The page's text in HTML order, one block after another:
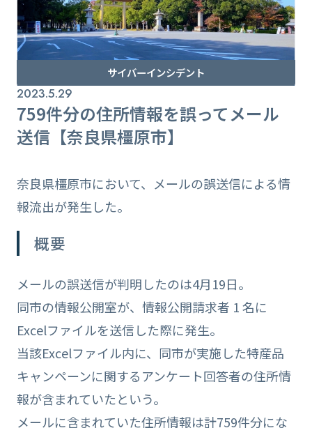
サイバーインシデント
2023.5.29
759件分の住所情報を誤ってメール
送信【奈良県橿原市】
奈良県橿原市において、メールの誤送信による情
報流出が発生した。
概要
メールの誤送信が判明したのは4月19日。
同市の情報公開室が、情報公開請求者 1 名に
Excelファイルを送信した際に発生。
当該Excelファイル内に、同市が実施した特産品
キャンペーンに関するアンケート回答者の住所情
報が含まれていたという。
メールに含まれていた住所情報は計759件分にな